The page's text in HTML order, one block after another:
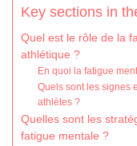
Key sections in
Quel est le rôle de la
athlétique ?
En quoi la fatigue
Quels sont les signes
athlètes ?
Quelles sont les
fatigue mentale ?